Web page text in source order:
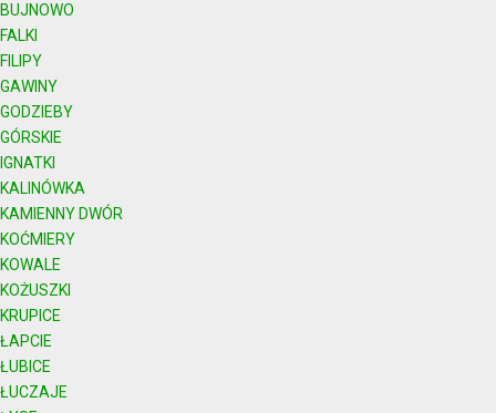
BUJNOWO
FALKI
FILIPY
GAWINY
GODZIEBY
GÓRSKIE
IGNATKI
KALINÓWKA
KAMIENNY DWÓR
KOĆMIERY
KOWALE
KOŻUSZKI
KRUPICE
ŁAPCIE
ŁUBICE
ŁUCZAJE